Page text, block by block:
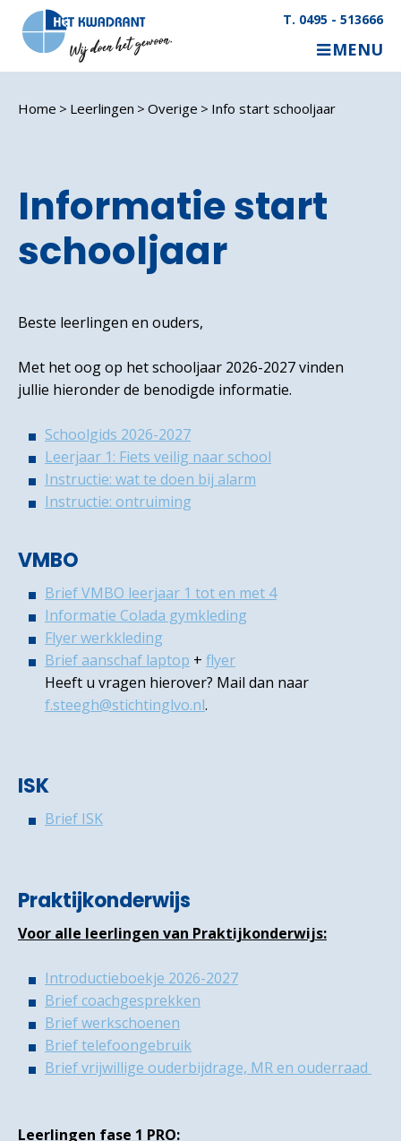
T. 0495 - 513666
MENU
Home Leerlingen Overige Info start schooljaar
Informatie start
schooljaar
Beste leerlingen en ouders,
Met het oog op het schooljaar 2026-2027 vinden
jullie hieronder de benodigde informatie.
Schoolgids 2026-2027
Leerjaar 1: Fiets veilig naar school
Instructie: wat te doen bij alarm
Instructie: ontruiming
VMBO
Brief VMBO leerjaar 1 tot en met 4
Informatie Colada gymkleding
Flyer werkkleding
Brief aanschaf laptop + flyer
Heeft u vragen hierover? Mail dan naar
f.steegh@stichtinglvo.nl.
ISK
Brief ISK
Praktijkonderwijs
Voor alle leerlingen van Praktijkonderwijs:
Introductieboekje 2026-2027
Brief coachgesprekken
Brief werkschoenen
Brief telefoongebruik
Brief vrijwillige ouderbijdrage, MR en ouderraad
Leerlingen fase 1 PRO: